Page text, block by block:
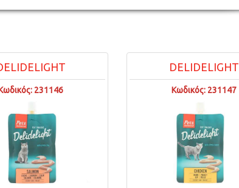
231146
DELIDELIGHT
Κωδικός: 231147